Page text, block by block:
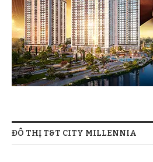
ĐÔ THỊ T&T CITY MILLENNIA